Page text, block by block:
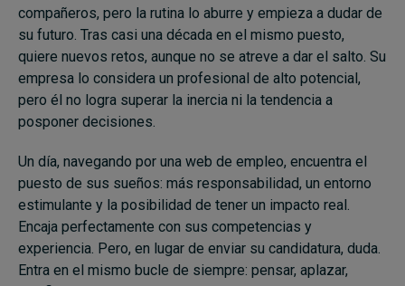
compañeros, pero la rutina lo aburre y empieza a dudar de
su futuro. Tras casi una década en el mismo puesto,
quiere nuevos retos, aunque no se atreve a dar el salto. Su
empresa lo considera un profesional de alto potencial,
pero él no logra superar la inercia ni la tendencia a
posponer decisiones.
Un día, navegando por una web de empleo, encuentra el
puesto de sus sueños: más responsabilidad, un entorno
estimulante y la posibilidad de tener un impacto real.
Encaja perfectamente con sus competencias y
experiencia. Pero, en lugar de enviar su candidatura, duda.
Entra en el mismo bucle de siempre: pensar, aplazar,